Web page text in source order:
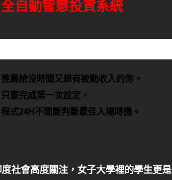
全自動智慧投資系統
推薦給沒時間又想有被動收入的你。
只要完成第一次設定，
程式24H不間斷判斷最佳入場時機。
社會高度關注，女子大學裡的學生更